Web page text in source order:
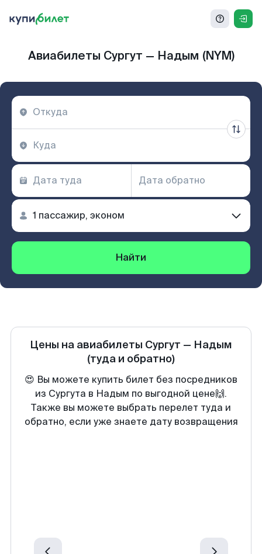
Авиабилеты Сургут — Надым (NYM)
Найти
Цены на авиабилеты Сургут — Надым
(туда и обратно)
😍 Вы можете купить билет без посредников
из Сургута в Надым по выгодной цене🙌.
Также вы можете выбрать перелет туда и
обратно, если уже знаете дату возвращения